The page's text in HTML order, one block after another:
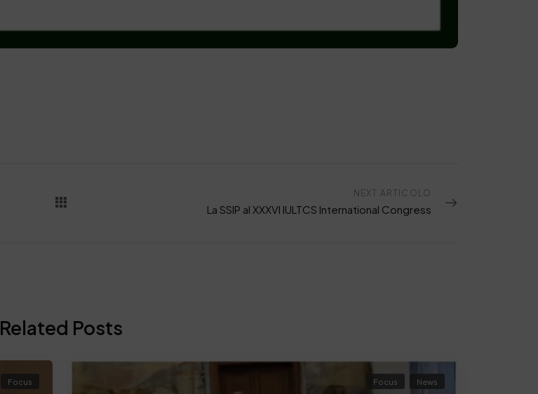
NEXT ARTICOLO
La SSIP al XXXVI IULTCS International Congress
Related Posts
Focus Focus News